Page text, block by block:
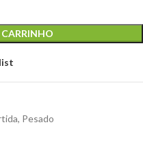
, Pesado